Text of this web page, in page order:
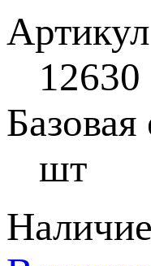
Артикул
12630
шт